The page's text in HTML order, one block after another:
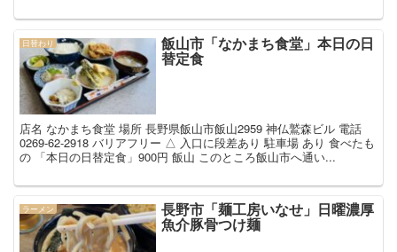
日替わり 飯山市「なかまち食堂」本日の日
替定食
店名 なかまち食堂 場所 長野県飯山市飯山2959 神仏鷲森ビル 電話
0269-62-2918 バリアフリー △ 入口に段差あり 駐車場 あり 食べたも
の 「本日の日替定食」900円 飯山 このところ飯山市へ通い...
ラーメン 長野市「麺工房いなせ」日曜濃厚
魚介豚骨つけ麺